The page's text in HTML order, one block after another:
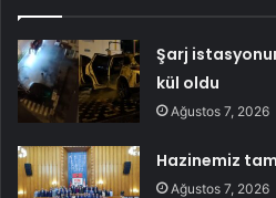
Şarj
kül oldu
Ağustos 7, 2026
Hazinemiz
Ağustos 7, 2026